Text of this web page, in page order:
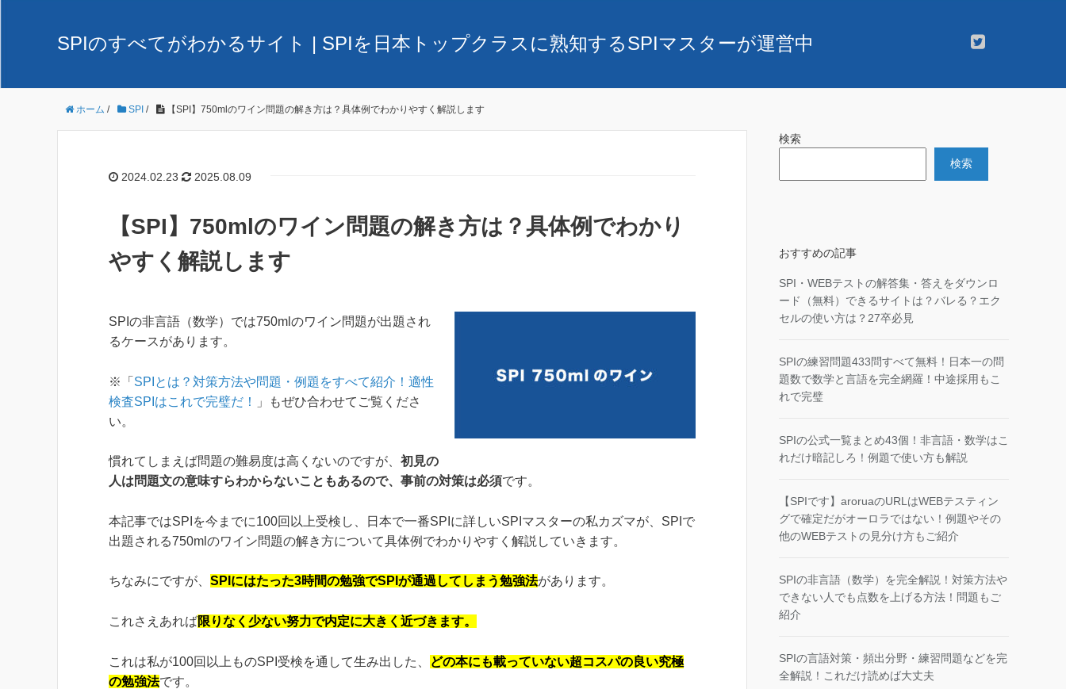
SPIのすべてがわかるサイト | SPIを日本トップクラスに熟知するSPIマスターが運営中
ホーム / SPI / 【SPI】750mlのワイン問題の解き方は？具体例でわかりやすく解説します
2024.02.23 2025.08.09
【SPI】750mlのワイン問題の解き方は？具体例でわかり
やすく解説します
SPIの非言語（数学）では750mlのワイン問題が出題され
るケースがあります。
※「 SPIとは？対策方法や問題・例題をすべて紹介！適性
検査SPIはこれで完璧だ！
」もぜひ合わせてご覧くださ
い。
慣れてしまえば問題の難易度は高くないのですが、 初見の
人は問題文の意味すらわからないこともあるので、事前の対策は必須です。
本記事ではSPIを今までに100回以上受検し、日本で一番SPIに詳しいSPIマスターの私カズマが、SPIで
出題される750mlのワイン問題の解き方について具体例でわかりやすく解説していきます。
ちなみにですが、 SPIにはたった3時間の勉強でSPIが通過してしまう勉強法があります。
これさえあれば限りなく少ない努力で内定に大きく近づきます。
これは私が100回以上ものSPI受検を通して生み出した、
どの本にも載っていない超コスパの良い究極
の勉強法です。
検索
検索
おすすめの記事
SPI・WEBテストの解答集・答えをダウンロ
ード（無料）できるサイトは？バレる？エク
セルの使い方は？27卒必見
SPIの練習問題433問すべて無料！日本一の問
題数で数学と言語を完全網羅！中途採用もこ
れで完璧
SPIの公式一覧まとめ43個！非言語・数学はこ
れだけ暗記しろ！例題で使い方も解説
【SPIです】aroruaのURLはWEBテスティン
グで確定だがオーロラではない！例題やその
他のWEBテストの見分け方もご紹介
SPIの非言語（数学）を完全解説！対策方法や
できない人でも点数を上げる方法！問題もご
紹介
SPIの言語対策・頻出分野・練習問題などを完
全解説！これだけ読めば大丈夫